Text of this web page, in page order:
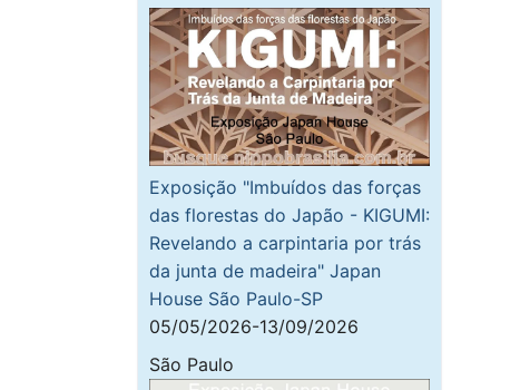
Exposição "Imbuídos das forças
das florestas do Japão - KIGUMI:
Revelando a carpintaria por trás
da junta de madeira" Japan
House São Paulo-SP
05/05/2026-13/09/2026
São Paulo